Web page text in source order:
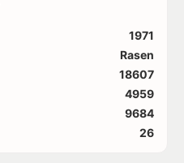
1971
Rasen
18607
4959
9684
26